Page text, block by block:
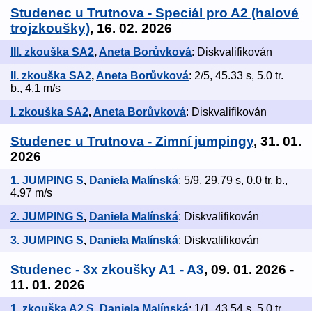
Studenec u Trutnova - Speciál pro A2 (halové
trojzkoušky), 16. 02. 2026
III. zkouška SA2,Aneta Borůvková: Diskvalifikován
II. zkouška SA2,Aneta Borůvková: 2/5, 45.33 s, 5.0 tr.
b., 4.1 m/s
I. zkouška SA2,Aneta Borůvková: Diskvalifikován
Studenec u Trutnova - Zimní jumpingy, 31. 01.
2026
1. JUMPING S, Daniela Malínská: 5/9, 29.79 s, 0.0 tr. b.,
4.97 m/s
2. JUMPING S, Daniela Malínská: Diskvalifikován
3. JUMPING S, Daniela Malínská: Diskvalifikován
Studenec - 3x zkoušky A1 - A3, 09. 01. 2026 -
11. 01. 2026